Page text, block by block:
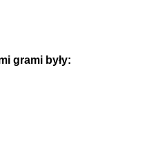
grami były: